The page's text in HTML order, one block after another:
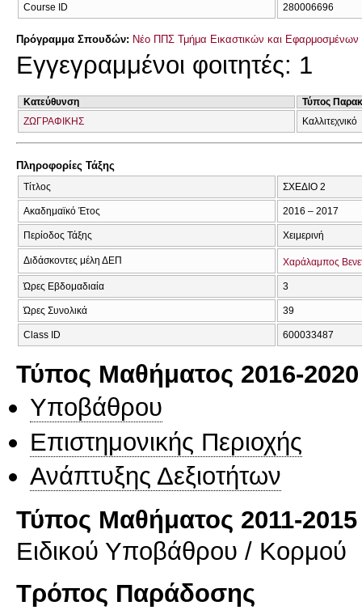
Course ID 280006696
Πρόγραμμα Σπουδών: Νέο ΠΠΣ Τμήμα Εικαστικών και
Εγγεγραμμένοι φοιτητές: 1
Κατεύθυνση
Τύπος
ΖΩΓΡΑΦΙΚΗΣ
Καλλιτεχνικό
Πληροφορίες Τάξης
Τίτλος ΣΧΕΔΙΟ 2
Ακαδημαϊκό Έτος 2016 – 2017
Περίοδος Τάξης Χειμερινή
Διδάσκοντες μέλη ΔΕΠ Χαράλαμπος
Ώρες Εβδομαδιαία 3
Ώρες Συνολικά 39
Class ID 600033487
Τύπος Μαθήματος 2016-2020
Υποβάθρου
Επιστημονικής Περιοχής
Ανάπτυξης Δεξιοτήτων
Τύπος Μαθήματος 2011-2015
Ειδικού Υποβάθρου / Κορμού
Τρόπος Παράδοσης